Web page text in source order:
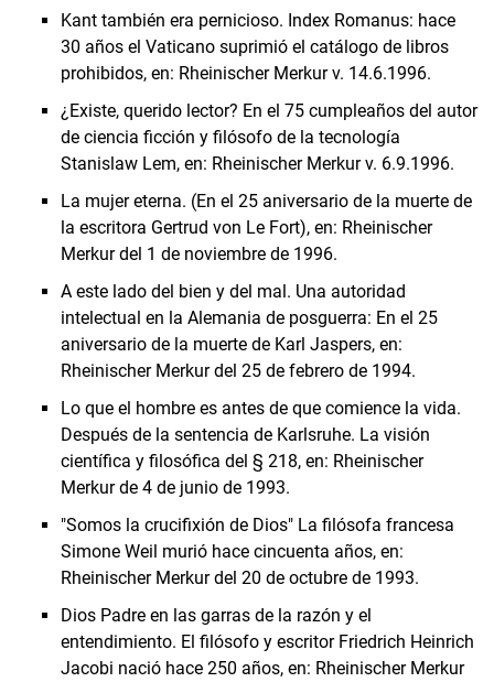
Kant también era pernicioso. Index Romanus: hace
30 años el Vaticano suprimió el catálogo de libros
prohibidos, en: Rheinischer Merkur v. 14.6.1996.
¿Existe, querido lector? En el 75 cumpleaños del autor
de ciencia ficción y filósofo de la tecnología
Stanislaw Lem, en: Rheinischer Merkur v. 6.9.1996.
La mujer eterna. (En el 25 aniversario de la muerte de
la escritora Gertrud von Le Fort), en: Rheinischer
Merkur del 1 de noviembre de 1996.
A este lado del bien y del mal. Una autoridad
intelectual en la Alemania de posguerra: En el 25
aniversario de la muerte de Karl Jaspers, en:
Rheinischer Merkur del 25 de febrero de 1994.
Lo que el hombre es antes de que comience la vida.
Después de la sentencia de Karlsruhe. La visión
científica y filosófica del § 218, en: Rheinischer
Merkur de 4 de junio de 1993.
"Somos la crucifixión de Dios" La filósofa francesa
Simone Weil murió hace cincuenta años, en:
Rheinischer Merkur del 20 de octubre de 1993.
Dios Padre en las garras de la razón y el
entendimiento. El filósofo y escritor Friedrich Heinrich
Jacobi nació hace 250 años, en: Rheinischer Merkur